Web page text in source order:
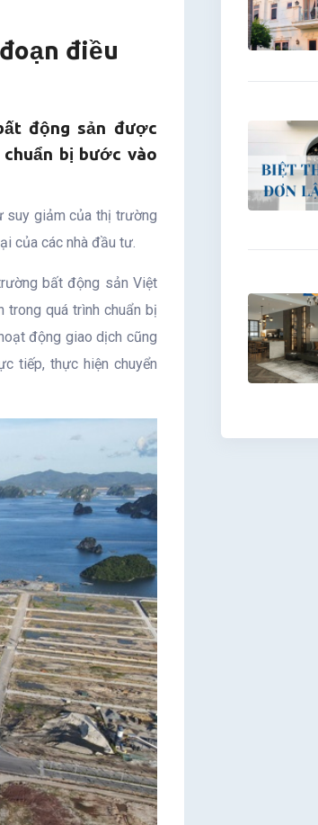
điều
động sản được
bị bước vào
suy giảm của thị trường
của các nhà đầu tư.
bất động sản Việt
trong quá trình chuẩn bị
động giao dịch cũng
tiếp, thực hiện chuyển